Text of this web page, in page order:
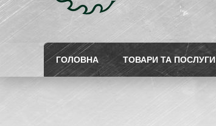
ГОЛОВНА ТОВАРИ ТА ПОСЛУГИ